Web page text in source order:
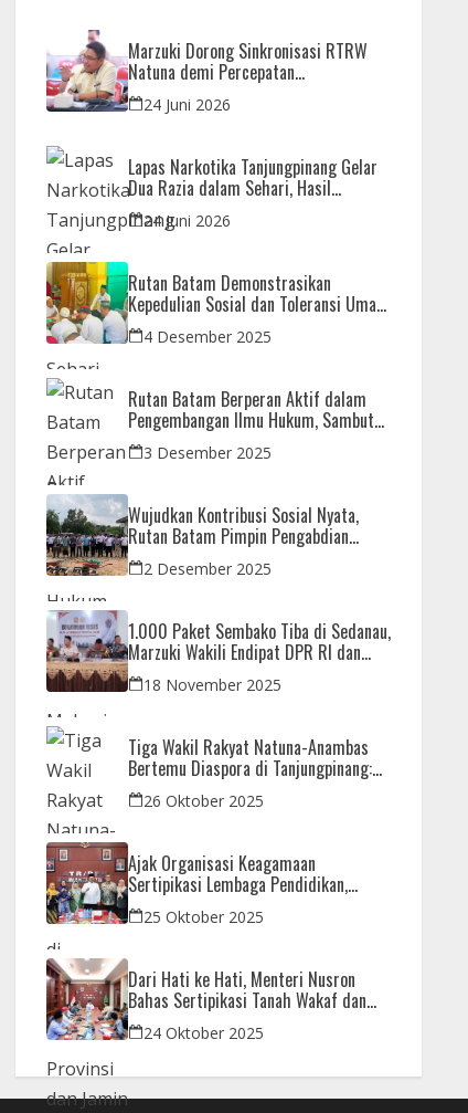
Marzuki Dorong Sinkronisasi RTRW
Natuna demi Percepatan
Pembangunan Strategis Daerah
24 Juni 2026
Lapas Narkotika Tanjungpinang Gelar
Dua Razia dalam Sehari, Hasil
Pemeriksaan Nihil Barang Terlarang
24 Juni 2026
Rutan Batam Demonstrasikan
Kepedulian Sosial dan Toleransi Umat
Beragama Melalui Doa Bersama
Korban Bencana
4 Desember 2025
Rutan Batam Berperan Aktif dalam
Pengembangan Ilmu Hukum, Sambut
Kunjungan Observasi Mahasiswa UIB
3 Desember 2025
Wujudkan Kontribusi Sosial Nyata,
Rutan Batam Pimpin Pengabdian
Imipas untuk Negeri di Masjid
Syahrom Ba’dawi
2 Desember 2025
1.000 Paket Sembako Tiba di Sedanau,
Marzuki Wakili Endipat DPR RI dan
Iman Sutiawan Kawal Reses di Natuna
18 November 2025
Tiga Wakil Rakyat Natuna-Anambas
Bertemu Diaspora di Tanjungpinang:
Dorong Pemekaran Provinsi dan Jamin
Pemerataan Pembangunan
26 Oktober 2025
Ajak Organisasi Keagamaan
Sertipikasi Lembaga Pendidikan,
Menteri Nusron: Sebagai Early Warning
System
25 Oktober 2025
Dari Hati ke Hati, Menteri Nusron
Bahas Sertipikasi Tanah Wakaf dan
Rumah Ibadah di Kaltim
24 Oktober 2025